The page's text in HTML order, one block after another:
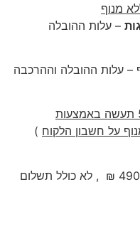
– עלות ההובלה
נוסף – עלות ההובלה וההרכבה
אספקת שולחן מקומה 1 ועד 5 תעשה באמצעות
על חשבון הלקוח )
עלות ההובלה וההרכבה תהא בסך 490 ₪ , לא כולל תשלום